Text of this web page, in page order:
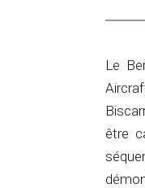
Le
être